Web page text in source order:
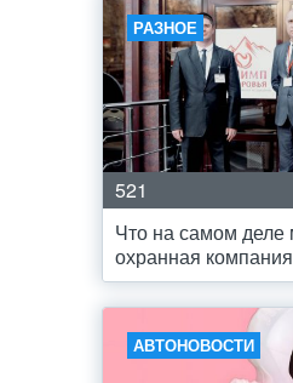
РАЗНОЕ
521
Что на самом деле
охранная
АВТОНОВОСТИ